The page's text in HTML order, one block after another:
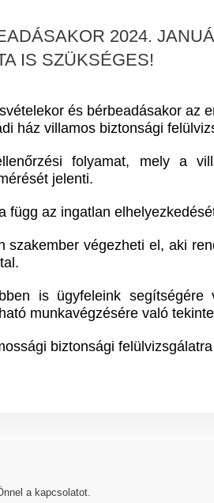
2024.
IS SZÜKSÉGES!
és bérbeadásakor az
ház villamos biztonsági
folyamat, mely a
jelenti.
függ az ingatlan
szakember végezheti el, aki
is ügyfeleink
munkavégzésére való
biztonsági
a kapcsolatot.